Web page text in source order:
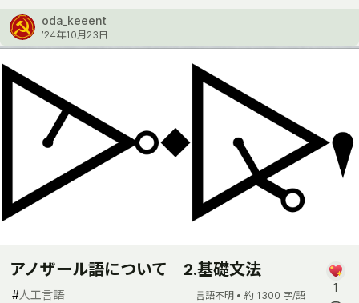
oda_keeent
’24年10月23日
アノザール語について 2.基礎文法
#人工言語 言語不明 • 約 1300 字/語
1